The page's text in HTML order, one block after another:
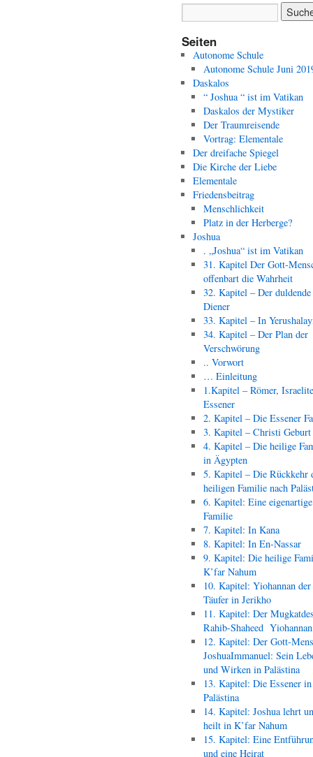
Seiten
Autonome Schule
Autonome Schule Juni
Daskalos
“ Joshua “ ist im Vatikan
Daskalos der Mystiker
Der Traumreisende
Vortrag: Elementale
Der dreifache Spiegel
Die Kirche der Liebe
Elementale
Friedensbeitrag
Menschlichkeit
Platz in der Herberge?
Joshua
. „Joshua“ ist im Vatikan
31. Kapitel Der Gott-
offenbart die Wahrheit
32. Kapitel – Der duldende
Diener
33. Kapitel – In
34. Kapitel – Der Plan der
Verschwörung
.. Vorwort
… Einleitung
1.Kapitel – Römer,
Essener
2. Kapitel – Die Essener
3. Kapitel – Christi Geburt
4. Kapitel – Die heilige
in Ägypten
5. Kapitel – Die Rückkehr
heiligen Familie nach
6. Kapitel: Eine eigenartige
Familie
7. Kapitel: In Kana
8. Kapitel: In En-Nassar
9. Kapitel: Die heilige
K’far Nahum
10. Kapitel: Yiohannan der
Täufer in Jerikho
11. Kapitel: Der
Rahib-Shaheed
12. Kapitel: Der Gott-
JoshuaImmanuel: Sein
und Wirken in Palästina
13. Kapitel: Die Essener in
Palästina
14. Kapitel: Joshua lehrt
heilt in K’far Nahum
15. Kapitel: Eine
und eine Heirat